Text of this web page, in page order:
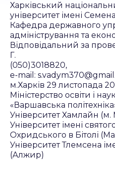
Харківський
університет імені
Кафедра державного
адміністрування та
Відповідальний за
Г.
(050)3018820,
e-mail:
м.Харків 29 листопада
Міністерство освіти і
«Варшавська
Університет Хамлайн
Університет імені
Охридського в Бітолі
Університет Тлемсена
(Алжир)